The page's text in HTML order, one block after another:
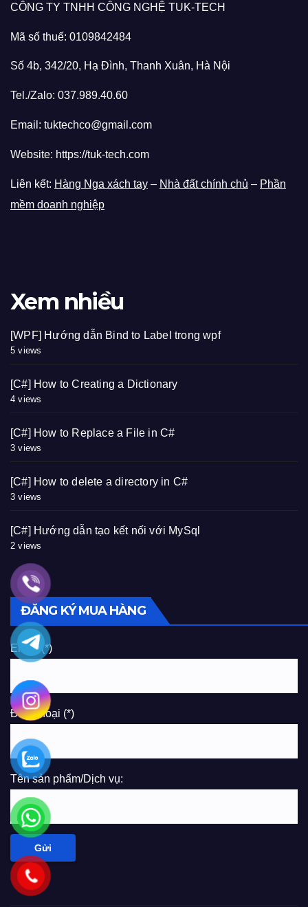
CÔNG TY TNHH CÔNG NGHỆ TUK-TECH
Mã số thuế: 0109842484
Số 4b, 342/20, Hạ Đình, Thanh Xuân, Hà Nội
Tel./Zalo: 037.989.40.60
Email: tuktechco@gmail.com
Website: https://tuk-tech.com
Liên kết: Hàng Nga xách tay – Nhà đất chính chủ – Phần
mềm doanh nghiệp
Xem nhiều
[WPF] Hướng dẫn Bind to Label trong wpf
5 views
[C#] How to Creating a Dictionary
4 views
[C#] How to Replace a File in C#
3 views
[C#] How to delete a directory in C#
3 views
[C#] Hướng dẫn tạo kết nối với MySql
2 views
ĐĂNG KÝ MUA HÀNG
Email (*)
Điện thoại (*)
Tên sản phẩm/Dịch vụ: